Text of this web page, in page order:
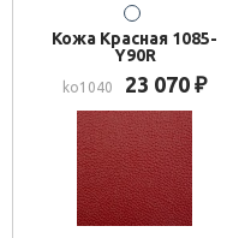
Кожа Красная 1085-
Y90R
ko1040 23 070 ₽